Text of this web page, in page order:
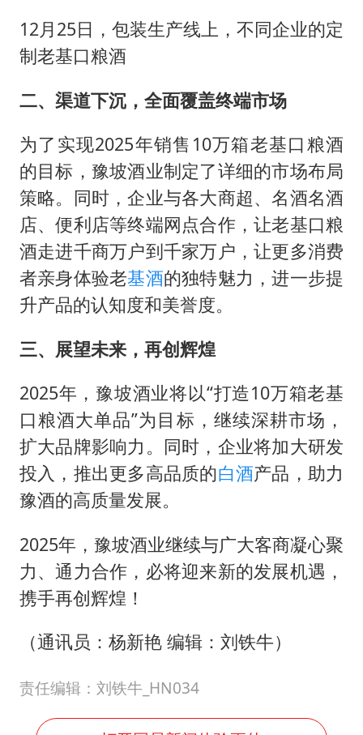
12月25日，包装生产线上，不同企业的定
制老基口粮酒
二、渠道下沉，全面覆盖终端市场
为了实现2025年销售10万箱老基口粮酒
的目标，豫坡酒业制定了详细的市场布局
策略。同时，企业与各大商超、名酒名酒
店、便利店等终端网点合作，让老基口粮
酒走进千商万户到千家万户，让更多消费
者亲身体验老基酒的独特魅力，进一步提
升产品的认知度和美誉度。
三、展望未来，再创辉煌
2025年，豫坡酒业将以“打造10万箱老基
口粮酒大单品”为目标，继续深耕市场，
扩大品牌影响力。同时，企业将加大研发
投入，推出更多高品质的白酒产品，助力
豫酒的高质量发展。
2025年，豫坡酒业继续与广大客商凝心聚
力、通力合作，必将迎来新的发展机遇，
携手再创辉煌！
（通讯员：杨新艳 编辑：刘铁牛）
责任编辑：刘铁牛_HN034